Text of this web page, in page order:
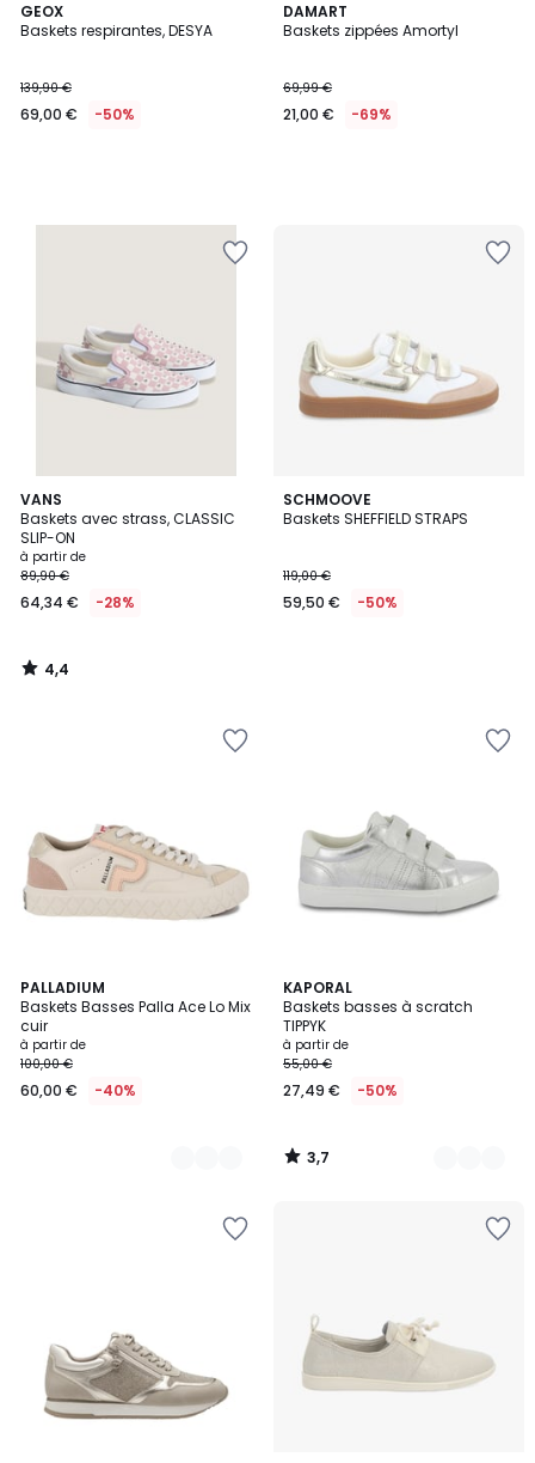
GEOX
Baskets respirantes, DESYA
139,90 €
69,00 € -50%
DAMART
Baskets zippées Amortyl
69,99 €
21,00 € -69%
VANS
Baskets avec strass, CLASSIC
SLIP-ON
à partir de
89,90 €
64,34 € -28%
4,4
/ 5
4,4
/
SCHMOOVE
Baskets SHEFFIELD STRAPS
119,00 €
59,50 € -50%
PALLADIUM
Baskets Basses Palla Ace Lo Mix
cuir
à partir de
100,00 €
60,00 € -40%
5
Couleurs
KAPORAL
Baskets basses à scratch
TIPPYK
à partir de
55,00 €
27,49 € -50%
3,7
/ 5
8
Couleurs
3,7
/